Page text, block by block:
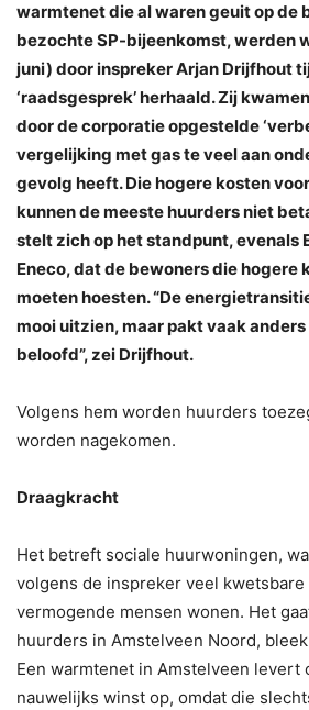
warmtenet die al waren geuit op de
bezochte SP-bijeenkomst, werden
juni) door inspreker Arjan Drijfhout
‘raadsgesprek’ herhaald. Zij
door de corporatie opgestelde
vergelijking met gas te veel aan
gevolg heeft. Die hogere kosten
kunnen de meeste huurders niet
stelt zich op het standpunt, evenals
Eneco, dat de bewoners die hogere
moeten hoesten. “De
mooi uitzien, maar pakt vaak
beloofd”, zei Drijfhout.
Volgens hem worden huurders
worden nagekomen.
Draagkracht
Het betreft sociale huurwoningen,
volgens de inspreker veel kwetsbare
vermogende mensen wonen. Het
huurders in Amstelveen Noord,
Een warmtenet in Amstelveen levert
nauwelijks winst op, omdat die